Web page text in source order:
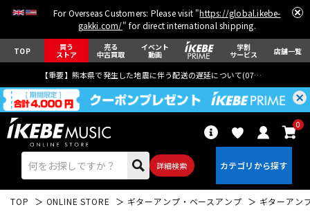
For Overseas Customers: Please visit "https://global.ikebe-
gakki.com/" for direct international shipping.
TOP 買う
ストア
売る
中古買取
イベント
動画
学割
サービス 店舗一覧
【重要】熊本県で発生した地震に伴う配送の遅延について(07月29日
詳細検索
0
TOP ONLINE STORE ギターアンプ・ベースアンプ ギターアン